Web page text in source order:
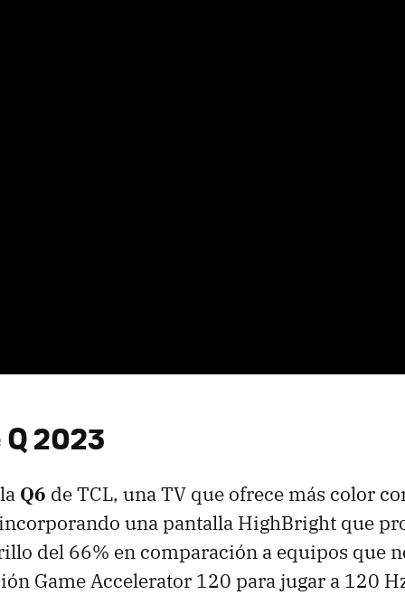
2023
Q6 de TCL, una TV que ofrece más color
una pantalla HighBright que
del 66% en comparación a equipos que
Game Accelerator 120 para jugar a 120